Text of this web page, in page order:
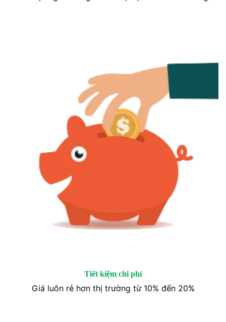
Tiết kiệm chi phí
Giá luôn rẻ hơn thị trường từ 10% đến 20%